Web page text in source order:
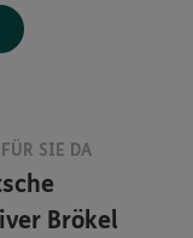
SIE DA
Brökel